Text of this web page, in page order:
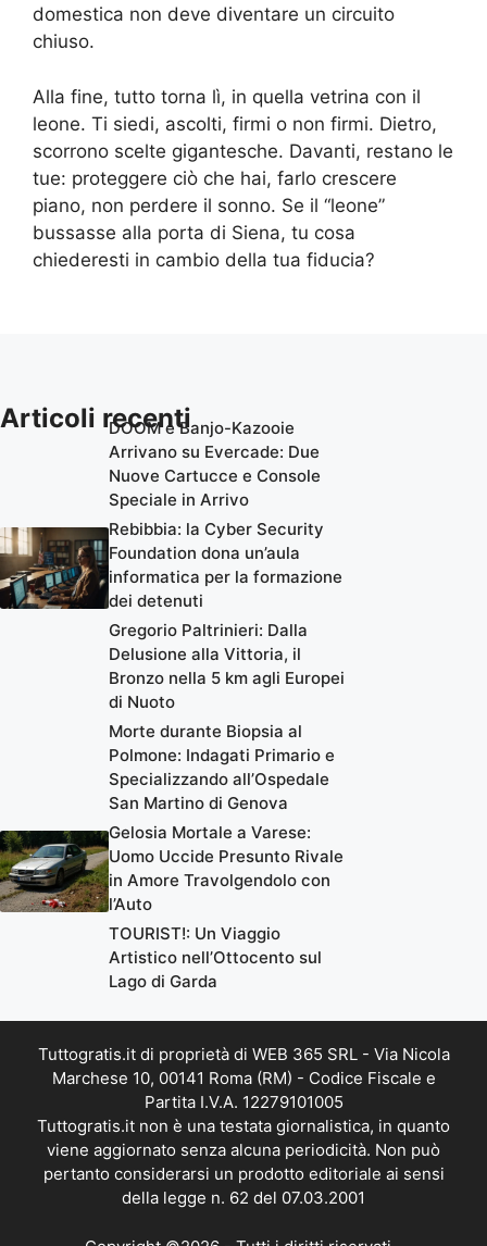
domestica non deve diventare un circuito
chiuso.
Alla fine, tutto torna lì, in quella vetrina con il
leone. Ti siedi, ascolti, firmi o non firmi. Dietro,
scorrono scelte gigantesche. Davanti, restano le
tue: proteggere ciò che hai, farlo crescere
piano, non perdere il sonno. Se il “leone”
bussasse alla porta di Siena, tu cosa
chiederesti in cambio della tua fiducia?
Articoli recentiDOOM e Banjo-Kazooie
Arrivano su Evercade: Due
Nuove Cartucce e Console
Speciale in Arrivo
Rebibbia: la Cyber Security
Foundation dona un’aula
informatica per la formazione
dei detenuti
Gregorio Paltrinieri: Dalla
Delusione alla Vittoria, il
Bronzo nella 5 km agli Europei
di Nuoto
Morte durante Biopsia al
Polmone: Indagati Primario e
Specializzando all’Ospedale
San Martino di Genova
Gelosia Mortale a Varese:
Uomo Uccide Presunto Rivale
in Amore Travolgendolo con
l’Auto
TOURIST!: Un Viaggio
Artistico nell’Ottocento sul
Lago di Garda
Tuttogratis.it di proprietà di WEB 365 SRL - Via Nicola
Marchese 10, 00141 Roma (RM) - Codice Fiscale e
Partita I.V.A. 12279101005
Tuttogratis.it non è una testata giornalistica, in quanto
viene aggiornato senza alcuna periodicità. Non può
pertanto considerarsi un prodotto editoriale ai sensi
della legge n. 62 del 07.03.2001